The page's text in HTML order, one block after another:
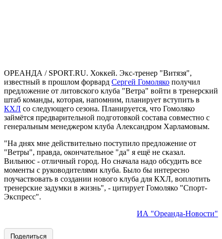
ОРЕАНДА / SPORT.RU. Хоккей. Экс-тренер "Витязя",
известный в прошлом форвард Сергей Гомоляко получил
предложение от литовского клуба "Ветра" войти в тренерский
штаб команды, которая, напомним, планирует вступить в
КХЛ со следующего сезона. Планируется, что Гомоляко
займётся предварительной подготовкой состава совместно с
генеральным менеджером клуба Александром Харламовым.
"На днях мне действительно поступило предложение от
"Ветры", правда, окончательное "да" я ещё не сказал.
Вильнюс - отличный город. Но сначала надо обсудить все
моменты с руководителями клуба. Было бы интересно
поучаствовать в создании нового клуба для КХЛ, воплотить
тренерские задумки в жизнь", - цитирует Гомоляко "Спорт-
Экспресс".
ИА "Ореанда-Новости"
Поделиться